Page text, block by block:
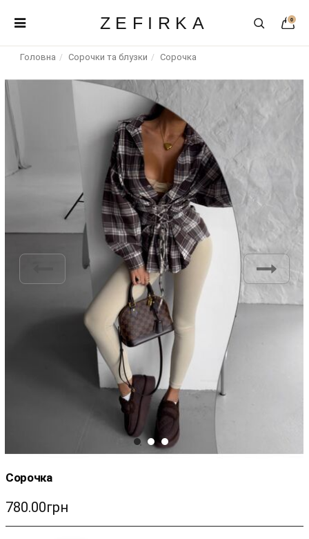
ZEFIRKA 0
Головна Сорочки та блузки Сорочка
Сорочка
780.00грн